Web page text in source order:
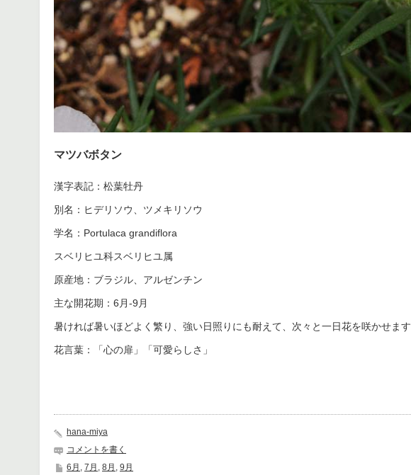
マツバボタン
漢字表記：松葉牡丹
別名：ヒデリソウ、ツメキリソウ
学名：Portulaca grandiflora
スベリヒユ科スベリヒユ属
原産地：ブラジル、アルゼンチン
主な開花期：6月-9月
暑ければ暑いほどよく繁り、強い日照りにも耐えて、次々と一日花を咲かせます
花言葉：「心の扉」「可愛らしさ」
hana-miya
コメントを書く
6月 7月 8月 9月